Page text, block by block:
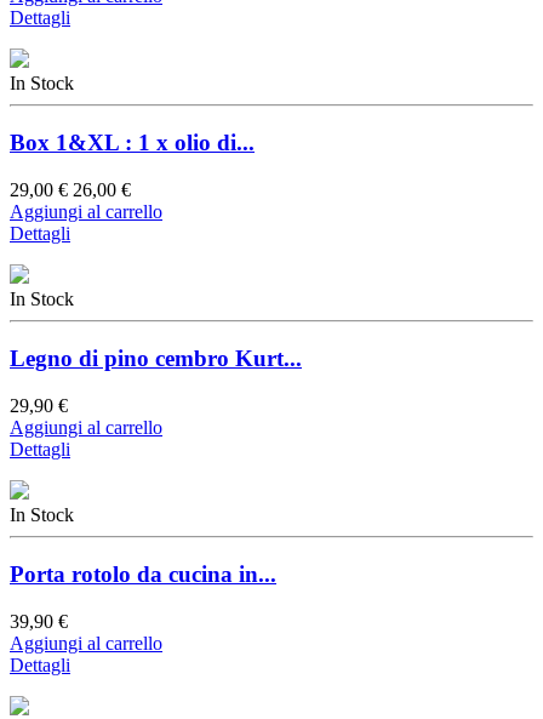
Dettagli
In Stock
Box 1&XL : 1 x olio di...
29,00 € 26,00 €
Aggiungi al carrello
Dettagli
In Stock
Legno di pino cembro Kurt...
29,90 €
Aggiungi al carrello
Dettagli
In Stock
Porta rotolo da cucina in...
39,90 €
Aggiungi al carrello
Dettagli